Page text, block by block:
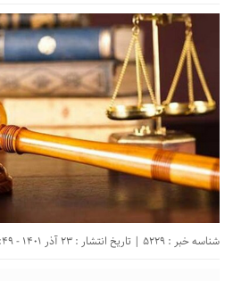
شناسه خبر : 5229 | تاریخ انتشار : 23 آذر 1401 - 23:49 |